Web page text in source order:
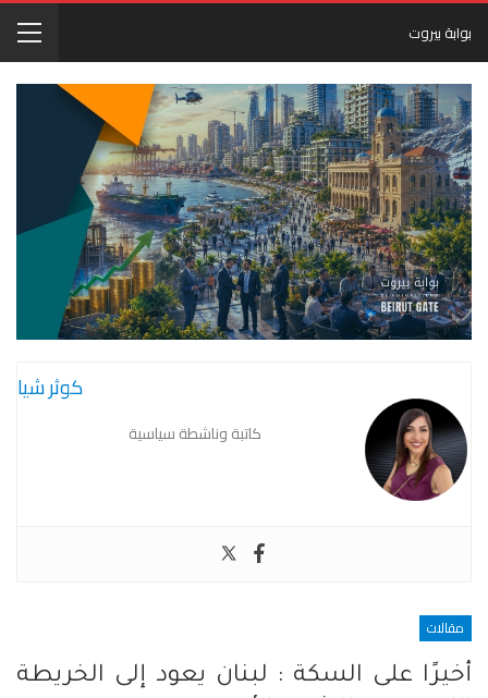
بوابة بيروت
كوثر شيا
كاتبة وناشطة سياسية
مقالات
أخيرًا على السكة : لبنان يعود إلى الخريطة